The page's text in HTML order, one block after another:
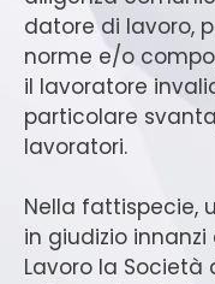
datore di lavoro,
norme e/o
il lavoratore
particolare
lavoratori.
Nella fattispecie,
in giudizio innanzi
Lavoro la